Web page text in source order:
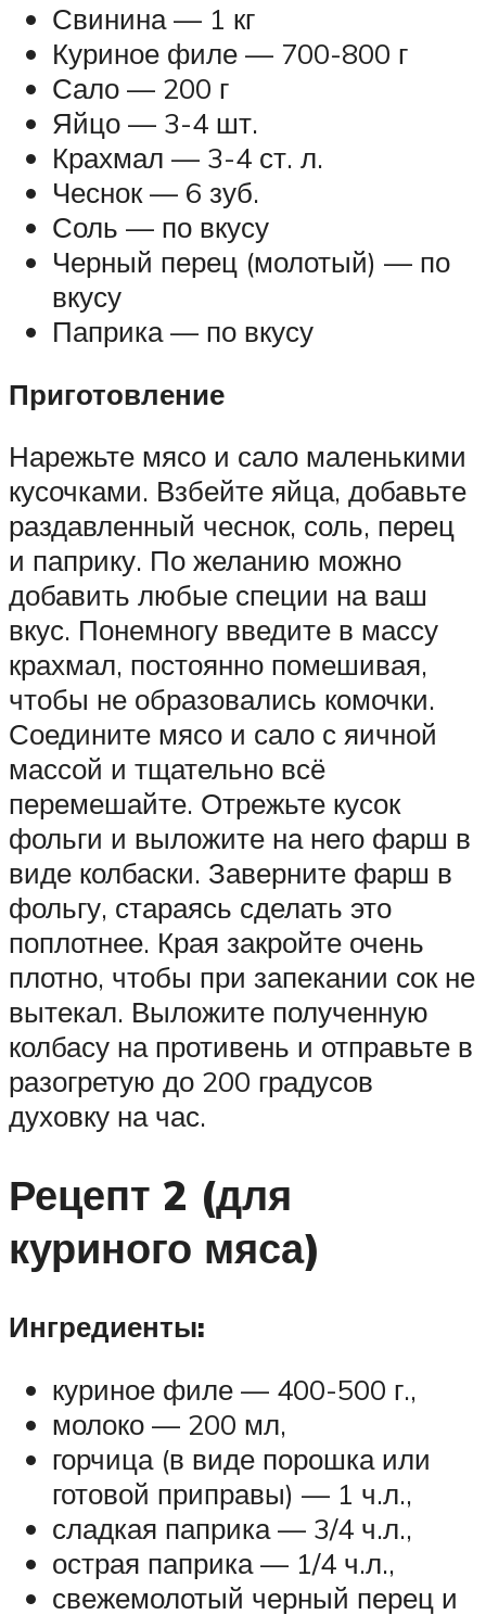
Свинина — 1 кг
Куриное филе — 700-800 г
Сало — 200 г
Яйцо — 3-4 шт.
Крахмал — 3-4 ст. л.
Чеснок — 6 зуб.
Соль — по вкусу
Черный перец (молотый) — по
вкусу
Паприка — по вкусу
Приготовление
Нарежьте мясо и сало маленькими
кусочками. Взбейте яйца, добавьте
раздавленный чеснок, соль, перец
и паприку. По желанию можно
добавить любые специи на ваш
вкус. Понемногу введите в массу
крахмал, постоянно помешивая,
чтобы не образовались комочки.
Соедините мясо и сало с яичной
массой и тщательно всё
перемешайте. Отрежьте кусок
фольги и выложите на него фарш в
виде колбаски. Заверните фарш в
фольгу, стараясь сделать это
поплотнее. Края закройте очень
плотно, чтобы при запекании сок не
вытекал. Выложите полученную
колбасу на противень и отправьте в
разогретую до 200 градусов
духовку на час.
Рецепт 2 (для
куриного мяса)
Ингредиенты:
куриное филе — 400-500 г.,
молоко — 200 мл,
горчица (в виде порошка или
готовой приправы) — 1 ч.л.,
сладкая паприка — 3/4 ч.л.,
острая паприка — 1/4 ч.л.,
свежемолотый черный перец и